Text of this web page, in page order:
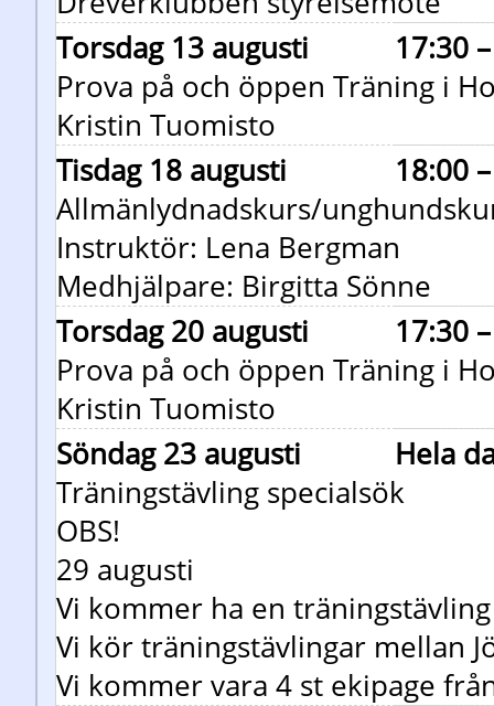
Torsdag 13 augusti
17:30
Prova på och öppen Träning i
Kristin Tuomisto
Tisdag 18 augusti
18:00
Allmänlydnadskurs/
Instruktör: Lena Bergman
Medhjälpare: Birgitta Sönne
Torsdag 20 augusti
17:30
Prova på och öppen Träning i
Kristin Tuomisto
Söndag 23 augusti
Hela
Träningstävling specialsök
OBS!
29 augusti
Vi kommer ha en
Vi kör träningstävlingar mellan
Vi kommer vara 4 st ekipage